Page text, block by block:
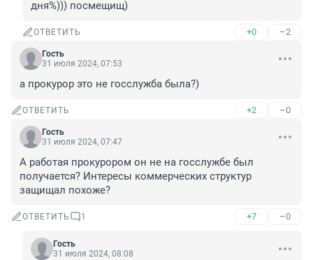
дня%))) посмещищ)
ОТВЕТИТЬ +0 –2
Гость
31 июля 2024, 07:53
а прокурор это не госслужба была?)
ОТВЕТИТЬ +2 –0
Гость
31 июля 2024, 07:47
А работая прокурором он не на госслужбе был
получается? Интересы коммерческих структур
защищал похоже?
ОТВЕТИТЬ 1 +7 –0
Гость
31 июля 2024, 08:08